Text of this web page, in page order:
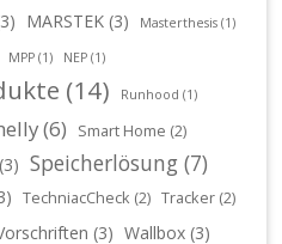
MARSTEK (3) Masterthesis (1)
MPP (1) NEP (1)
(14) Runhood (1)
(6) Smart Home (2)
(3) Speicherlösung (7)
TechniacCheck (2) Tracker (2)
(3) Wallbox (3)